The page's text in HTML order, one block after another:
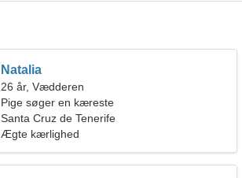
Natalia
26 år, Vædderen
Pige søger en kæreste
Santa Cruz de Tenerife
Ægte kærlighed